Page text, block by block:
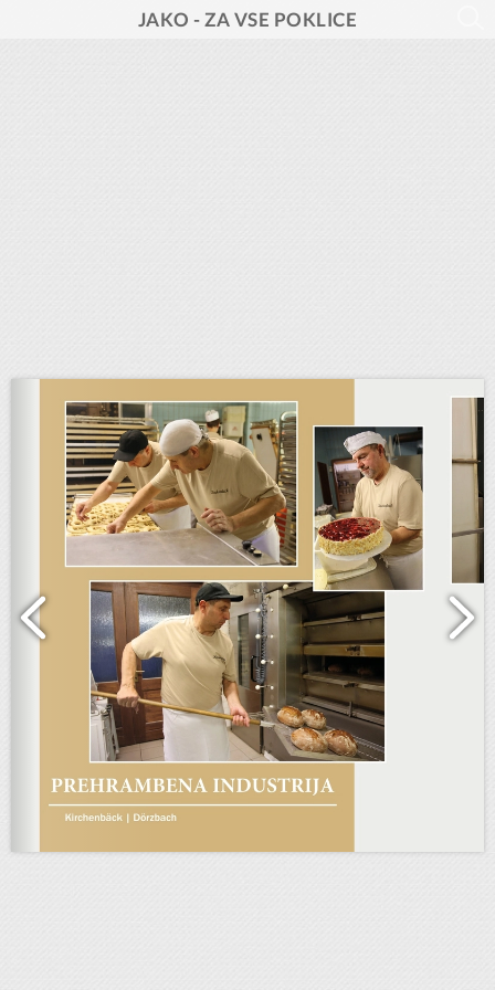
JAKO - ZA VSE POKLICE